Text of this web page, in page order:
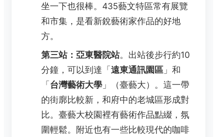
坐一下也很棒。435藝文特區常有展覽
和市集，是看新銳藝術家作品的好地
方。
第三站：亞東醫院站。出站後步行約10
分鐘，可以到達「 遠東通訊園區」和
「 台灣藝術大學」（臺藝大）。這一帶
的街廓比較新，和府中的老城區形成對
比。臺藝大校園裡有藝術作品點綴，氛
圍輕鬆。附近也有一些比較現代的咖啡